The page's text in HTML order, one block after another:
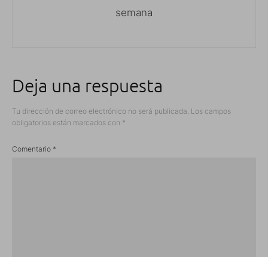
semana
Deja una respuesta
Tu dirección de correo electrónico no será publicada. Los campos
obligatorios están marcados con *
Comentario *